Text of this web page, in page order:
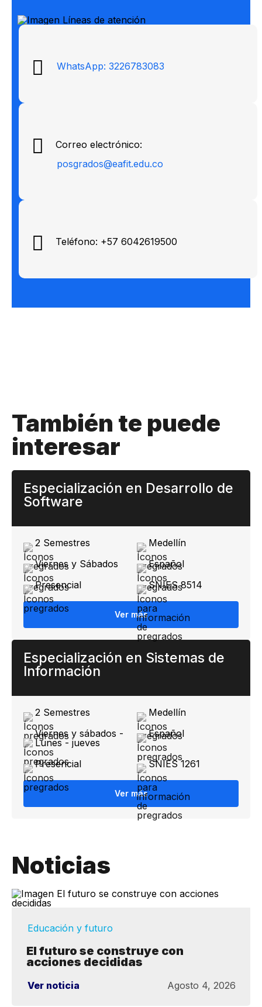
WhatsApp: 3226783083
Correo electrónico:
posgrados@eafit.edu.co
Teléfono: +57 6042619500
También te puede
interesar
Especialización en Desarrollo de
Software
2 Semestres
Medellín
Viernes y Sábados
Español
Presencial
SNIES ​8514​​​​​
Ver más
Especialización en Sistemas ​​de
Información
2 Semestres
Medellín
Viernes y sábados -
Lunes - jueves
Español
Presencial SNIES ​1261​​​​​
Ver más
Noticias
Educación y futuro
El futuro se construye con
acciones decididas
Ver noticia Agosto 4, 2026